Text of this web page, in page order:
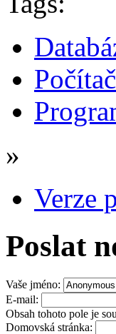
»
Verze
Poslat
Vaše jméno:
E-mail:
Obsah tohoto pole je
Domovská stránka: